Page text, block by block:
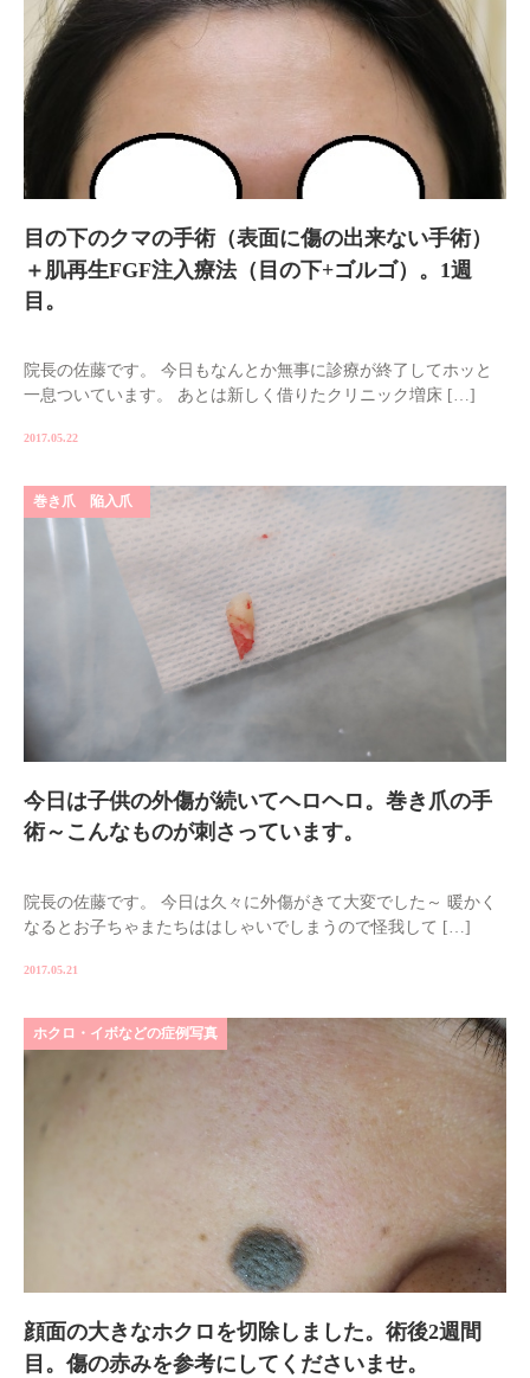
目の下のクマの手術（表面に傷の出来ない手術）
＋肌再生FGF注入療法（目の下+ゴルゴ）。1週
目。
院長の佐藤です。 今日もなんとか無事に診療が終了してホッと
一息ついています。 あとは新しく借りたクリニック増床 […]
2017.05.22
巻き爪 陥入爪
今日は子供の外傷が続いてヘロヘロ。巻き爪の手
術～こんなものが刺さっています。
院長の佐藤です。 今日は久々に外傷がきて大変でした～ 暖かく
なるとお子ちゃまたちははしゃいでしまうので怪我して […]
2017.05.21
ホクロ・イボなどの症例写真
顔面の大きなホクロを切除しました。術後2週間
目。傷の赤みを参考にしてくださいませ。